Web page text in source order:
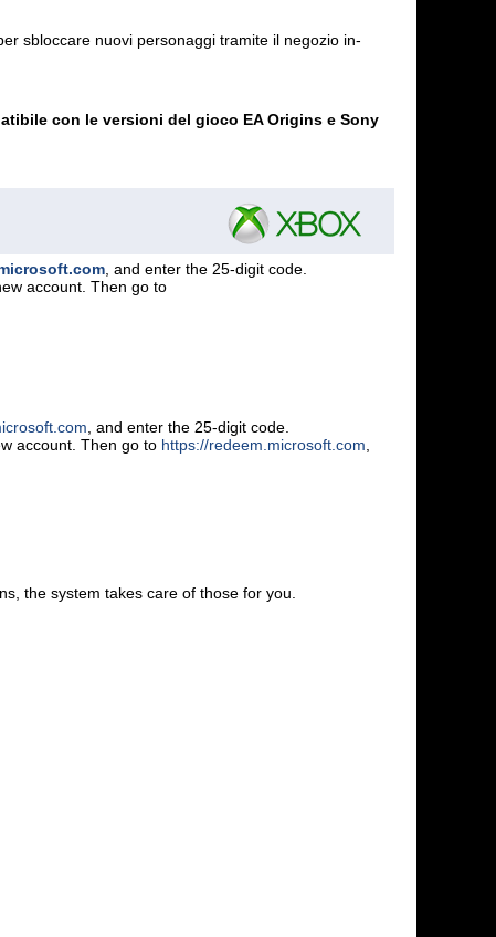
sbloccare nuovi personaggi tramite il negozio in-
con le versioni del gioco EA Origins e Sony
, and enter the 25-digit code.
account. Then go to
, and enter the 25-digit code.
account. Then go to https://redeem.microsoft.com
the system takes care of those for you.